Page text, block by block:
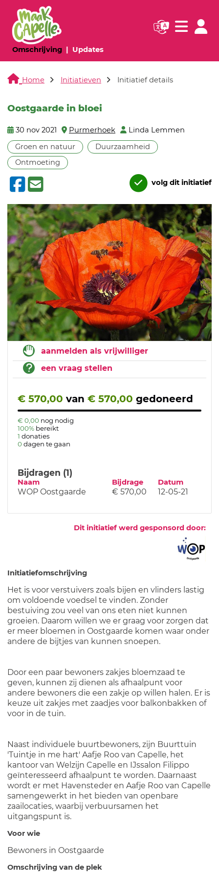
Omschrijving(huidige pagina)
Updates(huidige pagina)
Navigatie
Home Initiatieven Initiatief details
Oostgaarde in bloei
30 nov 2021 Purmerhoek
Linda Lemmen
Groen en natuur
Duurzaamheid
Ontmoeting
volg dit initiatief
aanmelden als vrijwilliger
een vraag stellen
€ 570,00 van € 570,00 gedoneerd
€ 0,00 nog nodig
100% bereikt
1 donaties
0 dagen te gaan
Bijdragen (1)
Naam Bijdrage Datum
WOP Oostgaarde € 570,00 12-05-21
Dit initiatief werd gesponsord door:
Initiatiefomschrijving
Het is voor verstuivers zoals bijen en vlinders lastig
om voldoende voedsel te vinden. Zonder
bestuiving zou veel van ons eten niet kunnen
groeien. Daarom willen we er graag voor zorgen dat
er meer bloemen in Oostgaarde komen waar onder
andere de bijtjes van kunnen snoepen.
Door een paar bewoners zakjes bloemzaad te
geven, kunnen zij dienen als afhaalpunt voor
andere bewoners die een zakje op willen halen. Er is
keuze uit zakjes met zaadjes voor balkonbakken of
voor in de tuin.
Naast individuele buurtbewoners, zijn Buurttuin
'Tuintje in me hart' Aafje Roo van Capelle, het
kantoor van Welzijn Capelle en IJssalon Filippo
geïnteresseerd afhaalpunt te worden. Daarnaast
wordt er met Havensteder en Aafje Roo van Capelle
samengewerkt in het bieden van openbare
zaailocaties, waarbij verbuursamen het
uitgangspunt is.
Voor wie
Bewoners in Oostgaarde
Omschrijving van de plek